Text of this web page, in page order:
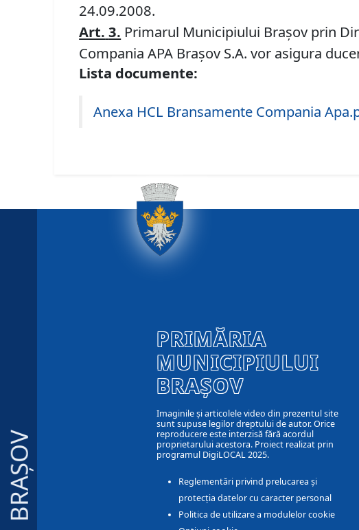
24.09.2008.
Art. 3. Primarul Municipiului Braşov prin
Compania APA Braşov S.A. vor asigura
Lista documente:
Anexa HCL Bransamente Compania
BRAȘOV
PRIMĂRIA
MUNICIPIULUI
BRAȘOV
Imaginile și articolele video din prezentul site
sunt supuse legilor dreptului de autor. Orice
reproducere este interzisă fără acordul
proprietarului acestora. Proiect realizat prin
programul DigiLOCAL 2025.
Reglementări privind prelucarea și
protecția datelor cu caracter personal
Politica de utilizare a modulelor cookie